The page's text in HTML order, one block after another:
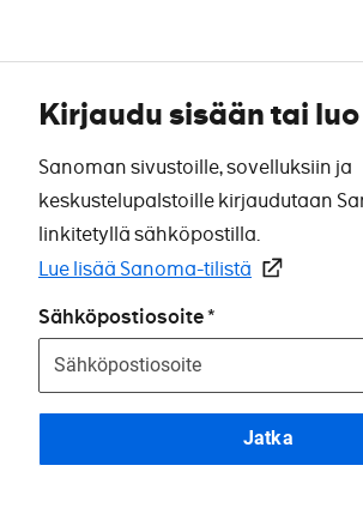
Kirjaudu sisään tai
Sanoman sivustoille, sovelluksiin ja
keskustelupalstoille kirjaudutaan
linkitetyllä sähköpostilla.
Lue lisää Sanoma-tilistä
Sähköpostiosoite
Jatka